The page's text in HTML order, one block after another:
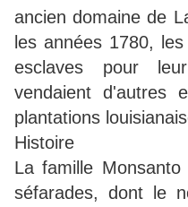
ancien domaine de
les années 1780,
esclaves pour
vendaient d'autres
plantations
Histoire
La famille
séfarades, dont le